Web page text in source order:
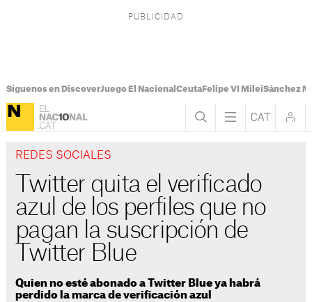
Síguenos en DiscoverJuego El Nacional CeutaFelipe VI MileiSánchez
REDES SOCIALES
Twitter quita el verificado
azul de los perfiles que no
pagan la suscripción de
Twitter Blue
Quien no esté abonado a Twitter Blue ya habrá
perdido la marca de verificación azul